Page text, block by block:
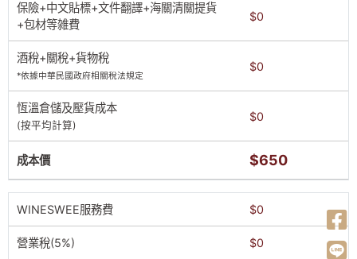
保險+中文貼標+文件翻譯+海關清關提貨
+包材等雑費
$0
酒稅+關稅+貨物稅
*依據中華民國政府相關稅法規定
$0
恆溫倉儲及壓貨成本
(按平均計算)
$0
成本價 $650
WINESWEE服務費 $0
營業稅(5%) $0